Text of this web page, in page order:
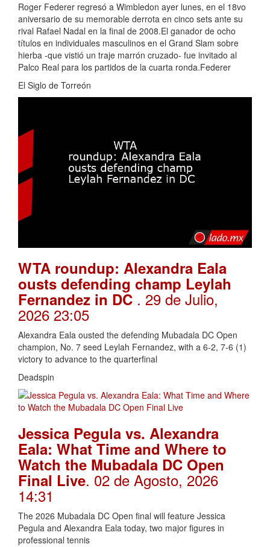
Roger Federer regresó a Wimbledon ayer lunes, en el 18vo
aniversario de su memorable derrota en cinco sets ante su
rival Rafael Nadal en la final de 2008.El ganador de ocho
títulos en individuales masculinos en el Grand Slam sobre
hierba -que vistió un traje marrón cruzado- fue invitado al
Palco Real para los partidos de la cuarta ronda.Federer
El Siglo de Torreón
WTA roundup: Alexandra Eala
ousts defending champ Leylah
Fernandez in DC . 29 de Julio,
2026 23:05
Alexandra Eala ousted the defending Mubadala DC Open
champion, No. 7 seed Leylah Fernandez, with a 6-2, 7-6 (1)
victory to advance to the quarterfinal
Deadspin
Jessica Pegula vs. Alexandra
Eala: What Time and Where to
Watch the Mubadala DC Open
Final Live. 02 de Agosto, 2026
14:31
The 2026 Mubadala DC Open final will feature Jessica
Pegula and Alexandra Eala today, two major figures in
professional tennis